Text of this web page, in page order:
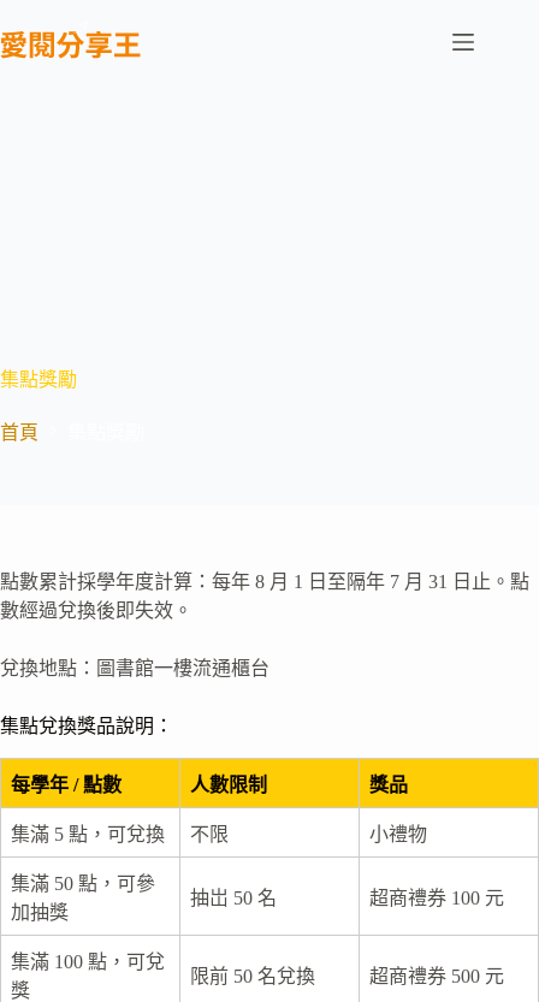
至
集點獎勵
首頁
點數累計採學年度計算：每年 8 月 1 日至隔年 7 月 31 日止。點
數經過兌換後即失效。
兌換地點：圖書館一樓流通櫃台
集點兌換獎品說明：
每學年 / 點數 人數限制 獎品
集滿 5 點，可兌換 不限 小禮物
集滿 50 點，可參
加抽獎
抽岀 50 名 超商禮券 100 元
集滿 100 點，可兌
獎
限前 50 名兌換 超商禮券 500 元